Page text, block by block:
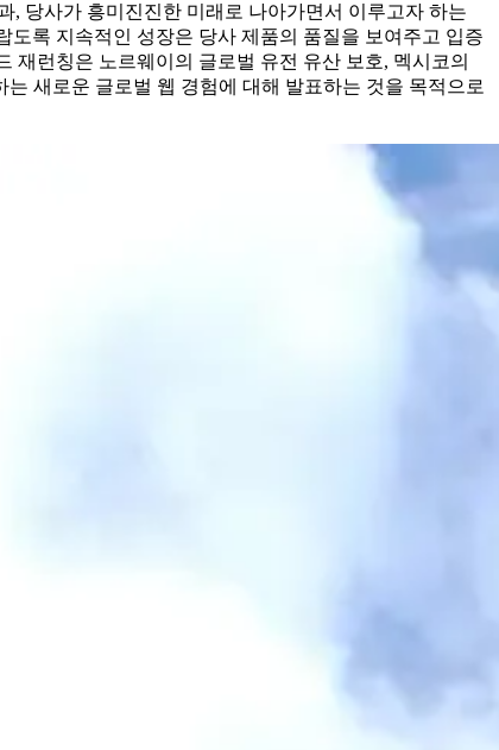
, 당사가 흥미진진한 미래로 나아가면서 이루고자 하는
도록 지속적인 성장은 당사 제품의 품질을 보여주고 입증
재런칭은 노르웨이의 글로벌 유전 유산 보호, 멕시코의
새로운 글로벌 웹 경험에 대해 발표하는 것을 목적으로